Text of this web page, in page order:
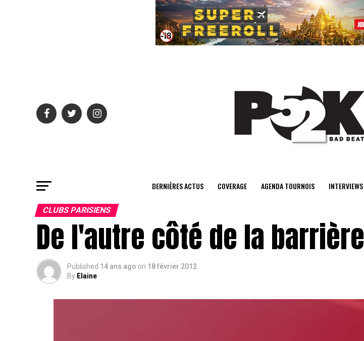
center>
DERNIÈRES ACTUS COVERAGE AGENDA TOURNOIS INTERVIEWS
CLUBS PARISIENS
De l'autre côté de la barrière
Published 14 ans ago on 18 février 2012
By Elaine